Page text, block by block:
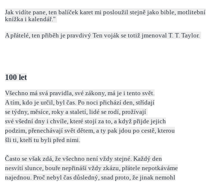
Jak vidíte pane, ten balíček karet mi posloužil stejně jako bible, motlitební
knížka i kalendář."
A přátelé, ten přiběh je pravdivý Ten voják se totiž jmenoval T. T. Taylor.
100 let
Všechno má svá pravidla, své zákony, má je i tento svět.
A tím, kdo je určil, byl čas. Po noci přichází den, střídají
se týdny, měsíce, roky a staletí, lidé se rodí, prožívají
své všední dny i chvíle, které stojí za to, a když přijde jejich
podzim, přenechávají svět dětem, a ty pak jdou po cestě, kterou
šli ti, kteří tu byli před nimi.
Často se však zdá, že všechno není vždy stejné. Každý den
nesvítí slunce, bouře nepřináší vždy zkázu, přátele nepotkáváme
najednou. Proč nebyl čas důsledný, snad proto, že jinak nemohl